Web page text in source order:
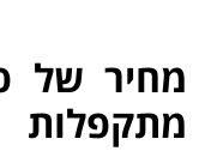
מחיר של
מתקפלות